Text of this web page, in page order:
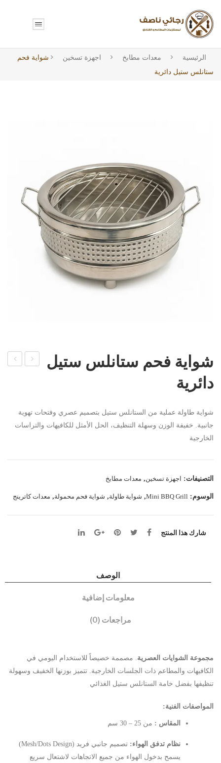
الرئيسية معدات مطابخ اجهزة تسخين
شواية فحم
ستانلس ستيل دائرية
ص
3
لس
ستي
شواية فحم ستانلس ستيل
دائرية
شواية طاولة عملية من الستانلس ستيل بتصميم عصري وفتحات تهوية
جانبية. خفيفة الوزن وسهلة التنظيف، الحل الأمثل للكافيهات والتراسات
الخارجية
التصنيفات: اجهزة تسخين, معدات مطابخ
الوسوم: Mini BBQ Grill
, شواية طاولة, شواية فحم محمولة, معدات كاترينج
شارك هذا المنتج
الوصف
معلومات إضافية
مراجعات (0)
مجموعة الشوايات العصرية. مصممة خصيصاً للاستخدام اليومي في
الكافيهات والمطاعم ذات الجلسات الخارجية. تتميز بوزنها الخفيف وسهولة
تنظيفها بفضل خامة الستانلس ستيل الغذائي
المواصفات الفنية:
المقاس : من 25 – 30 سم
نظام تدفق الهواء:
تصميم جانبي فريد (Mesh/Dots Design)
يسمح بدخول الهواء من جميع الاتجاهات لاشتعال سريع